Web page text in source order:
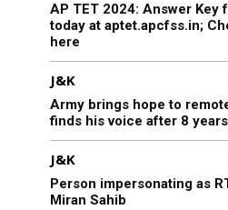
AP TET 2024: Answer Key
today at aptet.apcfss.in;
here
J&K
Army brings hope to
finds his voice after 8
J&K
Person impersonating as
Miran Sahib